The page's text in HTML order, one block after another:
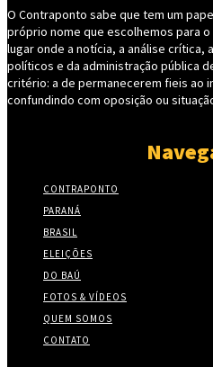
O Contraponto sabe que tem um
próprio nome que escolhemos para
lugar onde a notícia, a análise
políticos e da administração pública
critério: a de permanecerem fieis ao
confundindo com oposição ou
CONTRAPONTO
PARANÁ
BRASIL
ELEIÇÕES
DO BAÚ
FOTOS & VÍDEOS
QUEM SOMOS
CONTATO